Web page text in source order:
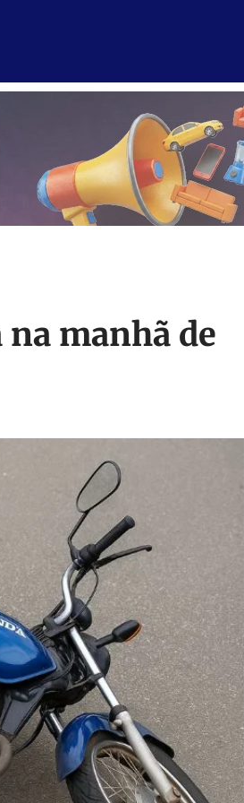
manhã de